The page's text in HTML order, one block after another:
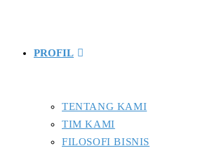
PROFIL
TENTANG KAMI
TIM KAMI
FILOSOFI BISNIS